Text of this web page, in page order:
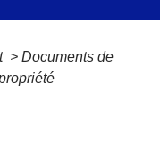
> Documents de